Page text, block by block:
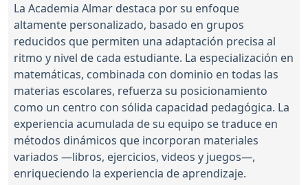
La Academia Almar destaca por su enfoque
altamente personalizado, basado en grupos
reducidos que permiten una adaptación precisa al
ritmo y nivel de cada estudiante. La especialización en
matemáticas, combinada con dominio en todas las
materias escolares, refuerza su posicionamiento
como un centro con sólida capacidad pedagógica. La
experiencia acumulada de su equipo se traduce en
métodos dinámicos que incorporan materiales
variados —libros, ejercicios, videos y juegos—,
enriqueciendo la experiencia de aprendizaje.